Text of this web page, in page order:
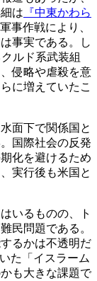
は 『中東かわら
事作戦により、
事実である。し
ルド系武装組
侵略や虐殺を意
に増えていたこ
面下で関係国と
国際社会の反発
化を避けるため
実行後も米国と
いるものの、ト
民問題である。
るかは不透明だ
た「イスラーム
も大きな課題で